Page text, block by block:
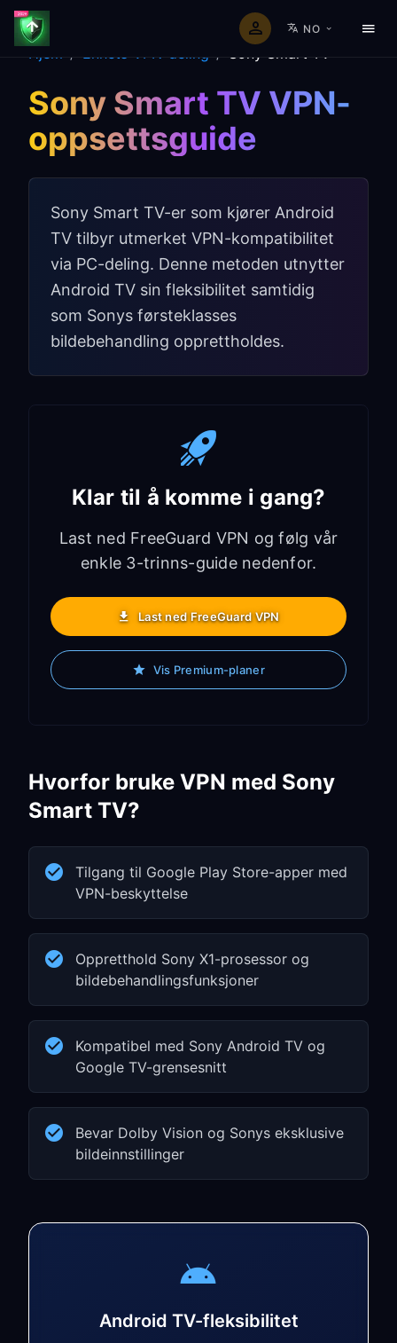
NO
Hjem / Enhets-VPN-deling / Sony Smart TV
Sony Smart TV VPN-
oppsettsguide
Sony Smart TV-er som kjører Android
TV tilbyr utmerket VPN-kompatibilitet
via PC-deling. Denne metoden utnytter
Android TV sin fleksibilitet samtidig
som Sonys førsteklasses
bildebehandling opprettholdes.
Klar til å komme i gang?
Last ned FreeGuard VPN og følg vår
enkle 3-trinns-guide nedenfor.
Last ned FreeGuard VPN
Vis Premium-planer
Hvorfor bruke VPN med Sony
Smart TV?
Tilgang til Google Play Store-apper med
VPN-beskyttelse
Oppretthold Sony X1-prosessor og
bildebehandlingsfunksjoner
Kompatibel med Sony Android TV og
Google TV-grensesnitt
Bevar Dolby Vision og Sonys eksklusive
bildeinnstillinger
Android TV-fleksibilitet